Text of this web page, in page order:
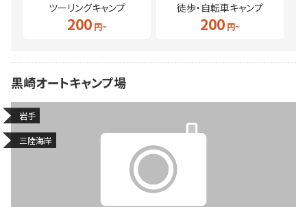
ツーリングキャンプ
200
徒歩・自転車キャンプ
200
黒崎オートキャンプ場
岩手
三陸海岸